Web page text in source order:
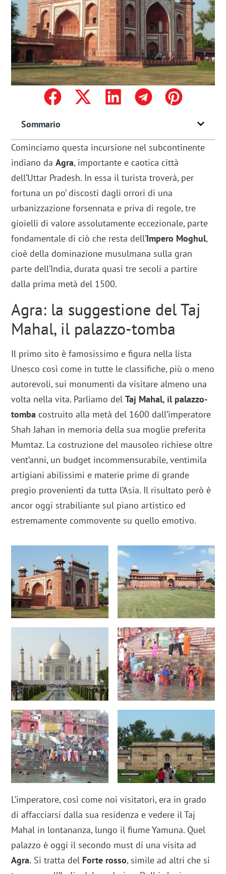
Sommario
Cominciamo questa incursione nel subcontinente
indiano daAgra, importante e caotica città
dell’Uttar Pradesh. In essa il turista troverà, per
fortuna un po’ discosti dagli orrori di una
urbanizzazione forsennata e priva di regole, tre
gioielli di valore assolutamente eccezionale, parte
fondamentale di ciò che resta dell’Impero Moghul,
cioè della dominazione musulmana sulla gran
parte dell’India, durata quasi tre secoli a partire
dalla prima metà del 1500.
Agra: la suggestione del Taj
Mahal, il palazzo-tomba
Il primo sito è famosissimo e figura nella lista
Unesco così come in tutte le classifiche, più o meno
autorevoli, sui monumenti da visitare almeno una
volta nella vita. Parliamo delTaj Mahal, il palazzo-
tomba costruito alla metà del 1600 dall’imperatore
Shah Jahan in memoria della sua moglie preferita
Mumtaz. La costruzione del mausoleo richiese oltre
vent’anni, un budget incommensurabile, ventimila
artigiani abilissimi e materie prime di grande
pregio provenienti da tutta l’Asia. Il risultato però è
ancor oggi strabiliante sul piano artistico ed
estremamente commovente su quello emotivo.
L’imperatore, così come noi visitatori, era in grado
di affacciarsi dalla sua residenza e vedere il Taj
Mahal in lontananza, lungo il fiume Yamuna. Quel
palazzo è oggi il secondo must di una visita ad
Agra. Si tratta del Forte rosso, simile ad altri che si